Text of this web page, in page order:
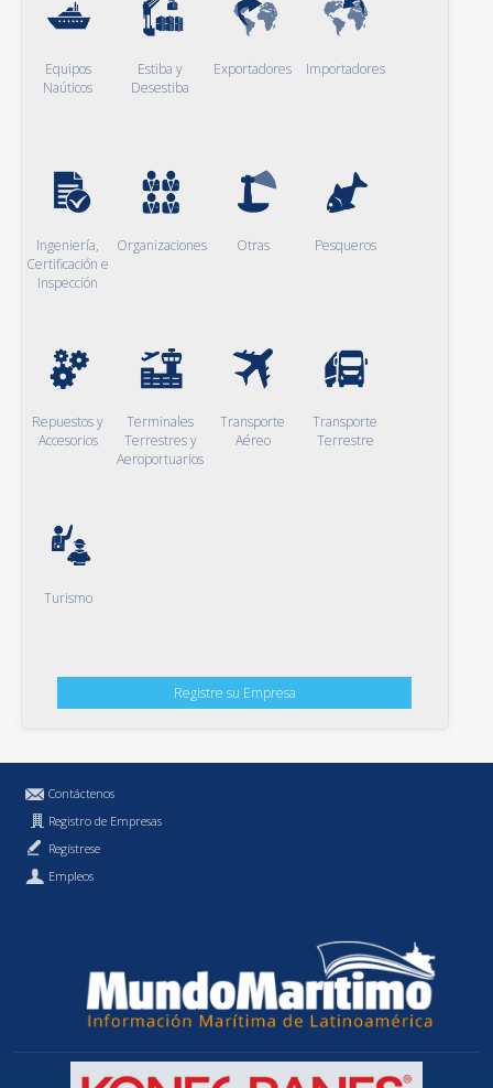
Equipos
Naúticos
Estiba y
Desestiba
Exportadores Importadores
Ingeniería,
Certificación e
Inspección
Organizaciones Otras Pesqueros
Repuestos y
Accesorios
Terminales
Terrestres y
Aeroportuarios
Transporte
Aéreo
Transporte
Terrestre
Turismo
Registre su Empresa
Contáctenos
Registro de Empresas
Regístrese
Empleos
Política de Privacidad